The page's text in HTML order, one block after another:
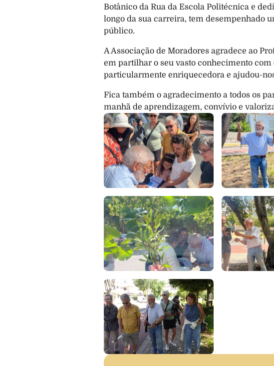
Botânico da Rua da Escola Politécnica e
longo da sua carreira, tem desempenhado
público.
A Associação de Moradores agradece ao
em partilhar o seu vasto conhecimento
particularmente enriquecedora e ajudou-
Fica também o agradecimento a todos os
manhã de aprendizagem, convívio e